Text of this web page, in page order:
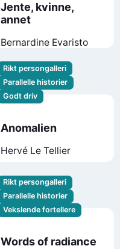
Jente, kvinne,
annet
Bernardine Evaristo
Rikt persongalleri
Parallelle historier
Godt driv
Anomalien
Hervé Le Tellier
Rikt persongalleri
Parallelle historier
Vekslende fortellere
Words of radiance